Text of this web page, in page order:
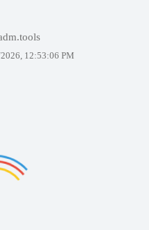
12:53:06 PM